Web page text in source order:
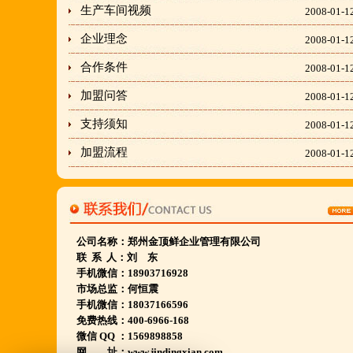
胡羊排餐饮管理有限公司所持有.
金顶鲜宁夏特色系列胡羊排烧烤火锅复合餐厅
金顶鲜餐饮全国连锁500家,
真实开店500家后,
我们很专业,
期待您加入大家庭.
若您开店无必胜把握,
请致电我们:4006966168
陕西西安市 宁夏银川市 山东聊城市等店.....
江苏泗洪 沭阳 浙江宁波温州等店.....
生产车间视频 2008-01-
企业理念 2008-01-
合作条件 2008-01-
加盟问答 2008-01-
支持须知 2008-01-
加盟流程 2008-01-
公司名称： 郑州金顶鲜企业管理有限公司
联 系 人：刘 东
手机微信：18903716928
市场总监：何恒震
手机微信：18037166596
免费热线：400-6966-168
微信 QQ ：1569898858